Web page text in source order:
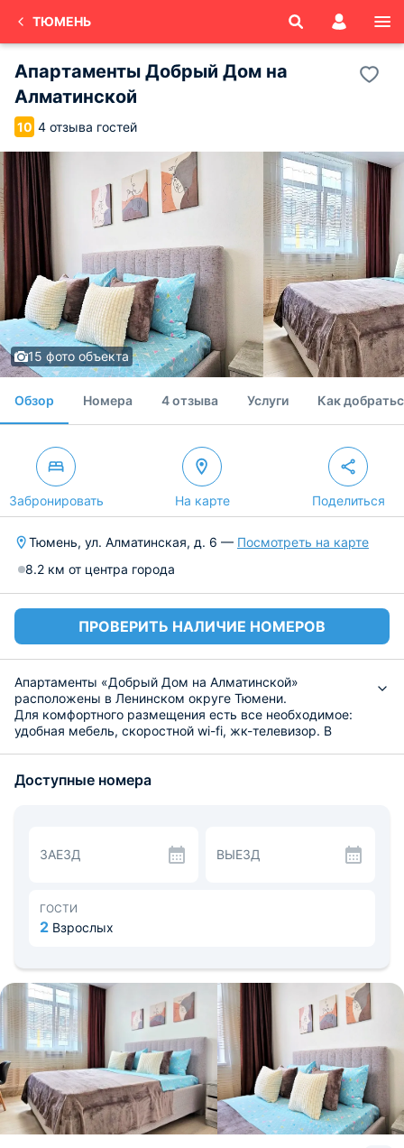
ТЮМЕНЬ
Апартаменты Добрый Дом на
Алматинской
10 4 отзыва гостей
15 фото объекта
Обзор Номера 4 отзыва Услуги Как
Забронировать На карте Поделиться
Тюмень, ул. Алматинская, д. 6 — Посмотреть на карте
8.2 км от центра города
ПРОВЕРИТЬ НАЛИЧИЕ НОМЕРОВ
Апартаменты «Добрый Дом на Алматинской»
расположены в Ленинском округе Тюмени.
Для комфортного размещения есть все необходимое:
удобная мебель, скоростной wi-fi, жк-телевизор. В
набор полотенец, шампунь.
электрический чайник. Помимо этого, есть кухонные
принадлежности для готовки, а также обеденный стол.
Разнообразить путешествие позволят
достопримечательности, расположенные рядом с
Расстояние до Аэропорта Рощино составляет 22,6 км,
до Железнодорожного вокзала Тюмень - 11,7 км.
Доступные номера
ЗАЕЗД ВЫЕЗД
ГОСТИ
2 Взрослых